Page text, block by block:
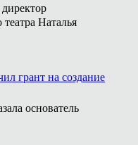
Наталья
грант на создание
основатель